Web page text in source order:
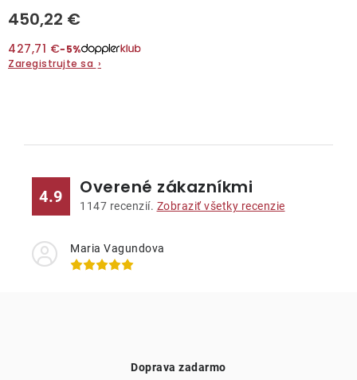
450,22 €
427,71 €−5%
Zaregistrujte sa ›
4.9 Overené zákazníkmi
1147 recenzií. Zobraziť všetky recenzie
Maria Vagundova
Doprava zadarmo